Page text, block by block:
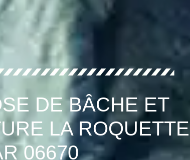
DE BÂCHE ET
LA ROQUETTE
06670